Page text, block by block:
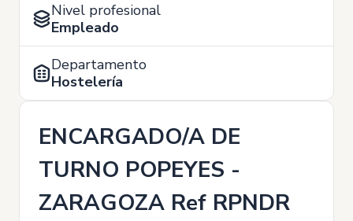
Nivel profesional
Empleado
Departamento
Hostelería
ENCARGADO/A DE
TURNO POPEYES -
ZARAGOZA Ref RPNDR